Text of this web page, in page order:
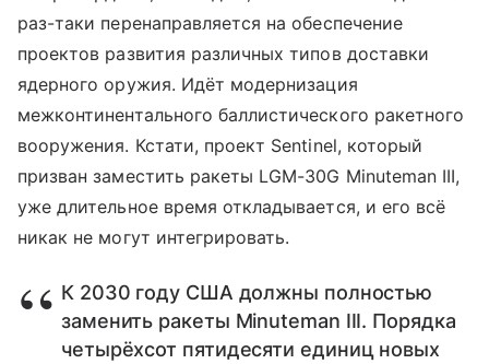
раз-таки перенаправляется на обеспечение
проектов развития различных типов доставки
ядерного оружия. Идёт модернизация
межконтинентального баллистического ракетного
вооружения. Кстати, проект Sentinel, который
призван заместить ракеты LGM-30G Minuteman III,
уже длительное время откладывается, и его всё
никак не могут интегрировать.
К 2030 году США должны полностью
заменить ракеты Minuteman III. Порядка
четырёхсот пятидесяти единиц новых